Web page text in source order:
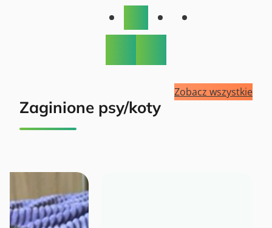
Zaginione psy/koty
Zobacz wszystkie